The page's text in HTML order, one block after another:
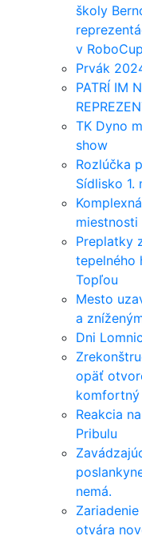
školy
v RoboCup
Prvák
PATRÍ IM
TK Dyno
show
Rozlúčka
Sídlisko 1.
miestnosti
Preplatky
tepelného
Topľou
Mesto
a
Dni
opäť
komfortný
Reakcia
Pribulu
nemá.
otvára